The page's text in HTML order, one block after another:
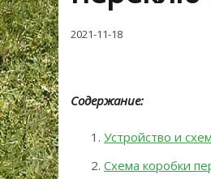
2021-11-18
Содержание:
Устройство и
Схема коробки